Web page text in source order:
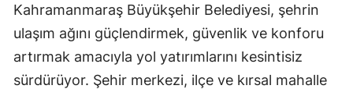
Kahramanmaraş Büyükşehir Belediyesi, şehrin
ulaşım ağını güçlendirmek, güvenlik ve konforu
artırmak amacıyla yol yatırımlarını kesintisiz
sürdürüyor. Şehir merkezi, ilçe ve kırsal mahalle